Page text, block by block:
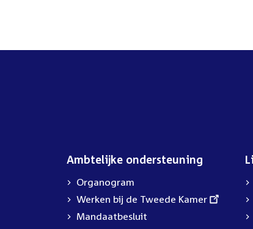
Ambtelijke ondersteuning
Organogram
External
link:
Werken bij de Tweede Kamer
Mandaatbesluit